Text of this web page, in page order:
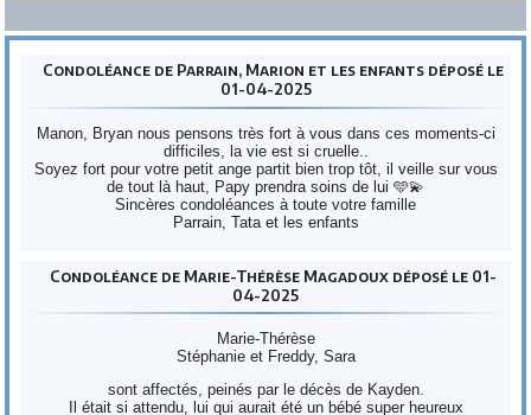
Condoléance de Parrain, Marion et les enfants déposé le
01-04-2025
Manon, Bryan nous pensons très fort à vous dans ces moments-ci
difficiles, la vie est si cruelle..
Soyez fort pour votre petit ange partit bien trop tôt, il veille sur vous
de tout là haut, Papy prendra soins de lui 🩵💫
Sincères condoléances à toute votre famille
Parrain, Tata et les enfants
Condoléance de Marie-Thérèse Magadoux déposé le 01-
04-2025
Marie-Thérèse
Stéphanie et Freddy, Sara
sont affectés, peinés par le décès de Kayden.
Il était si attendu, lui qui aurait été un bébé super heureux